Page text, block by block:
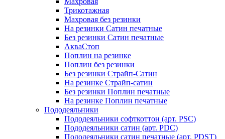
Трикотажная
Махровая без резинки
На резинки Сатин печатные
Без резинки Сатин печатные
АкваСтоп
Поплин на резинке
Поплин без резинки
Без резинки Страйп-Сатин
На резинке Страйп-сатин
Без резинки Поплин печатные
На резинке Поплин печатные
Пододеяльники
Пододеяльники софткоттон (арт. PSC)
Пододеяльники сатин (арт. PDC)
Пододеяльники сатин печатные (арт. PDST)